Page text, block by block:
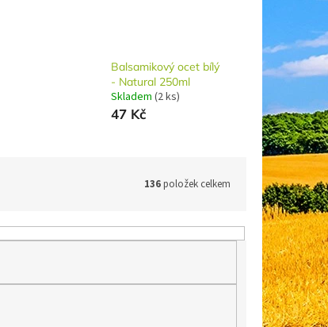
Balsamikový ocet bílý
- Natural 250ml
Skladem (2 ks)
47 Kč
136položek celkem